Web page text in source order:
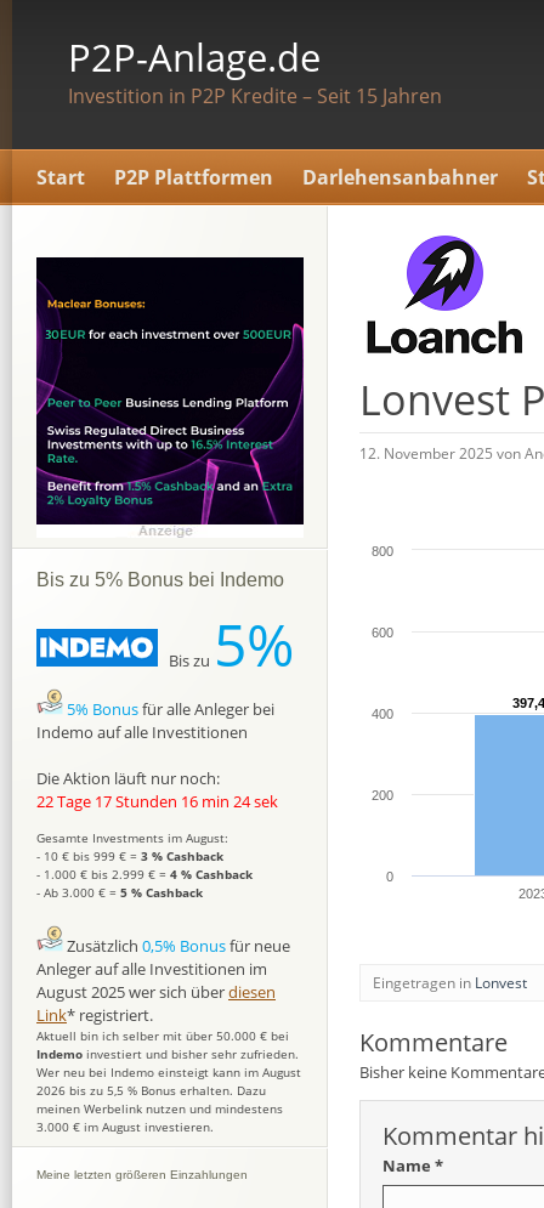
P2P-Anlage.de
Investition in P2P Kredite – Seit 15 Jahren
Start P2P Plattformen Darlehensanbahner
Lonvest
12. November 2025 von
0
200
400
600
800
Eingetragen in Lonvest
Kommentare
Bisher keine
Kommentar
Name *
Bis zu 5% Bonus bei Indemo
Bis zu 5%
5% Bonusfür alle Anleger bei
Indemo auf alle Investitionen
Die Aktion läuft nur noch:
22 Tage 17 Stunden 16 min 23 sek
Gesamte Investments im August:
- 10 € bis 999 € = 3 % Cashback
- 1.000 € bis 2.999 € = 4 % Cashback
- Ab 3.000 € = 5 % Cashback
Zusätzlich 0,5% Bonusfür neue
Anleger auf alle Investitionen im
August 2025 wer sich überdiesen
Link* registriert.
Aktuell bin ich selber mit über 50.000 € bei
Indemo investiert und bisher sehr zufrieden.
Wer neu bei Indemo einsteigt kann im August
2026 bis zu 5,5 % Bonus erhalten. Dazu
meinen Werbelink nutzen und mindestens
3.000 € im August investieren.
Meine letzten größeren Einzahlungen